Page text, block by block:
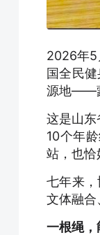
2026年5
国全民
源地——
这是山
10个年
站，也恰
七年来
文体融合
一根绳，